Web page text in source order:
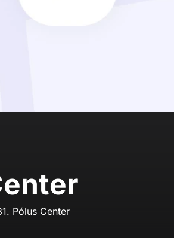
Pólus Center